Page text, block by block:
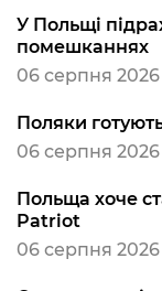
У Польщі
помешканнях
06 серпня 2026
Поляки
06 серпня 2026
Польща хоче
Patriot
06 серпня 2026